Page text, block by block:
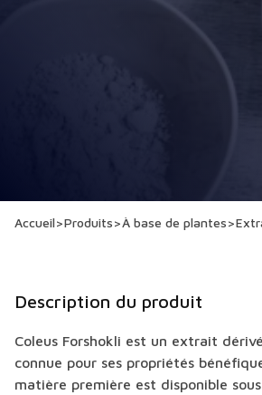
Accueil>Produits>À base de plantes>
Description du produit
Coleus Forshokli est un extrait
connue pour ses propriétés
matière première est disponible